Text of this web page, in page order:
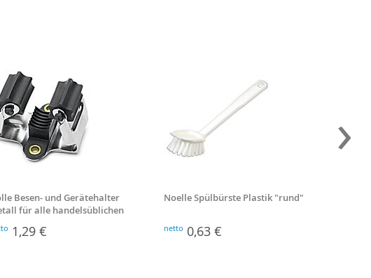
Besen- und Gerätehalter
für alle handelsüblichen
1,29 €
Noelle Spülbürste Plastik "rund"
netto 0,63 €
›